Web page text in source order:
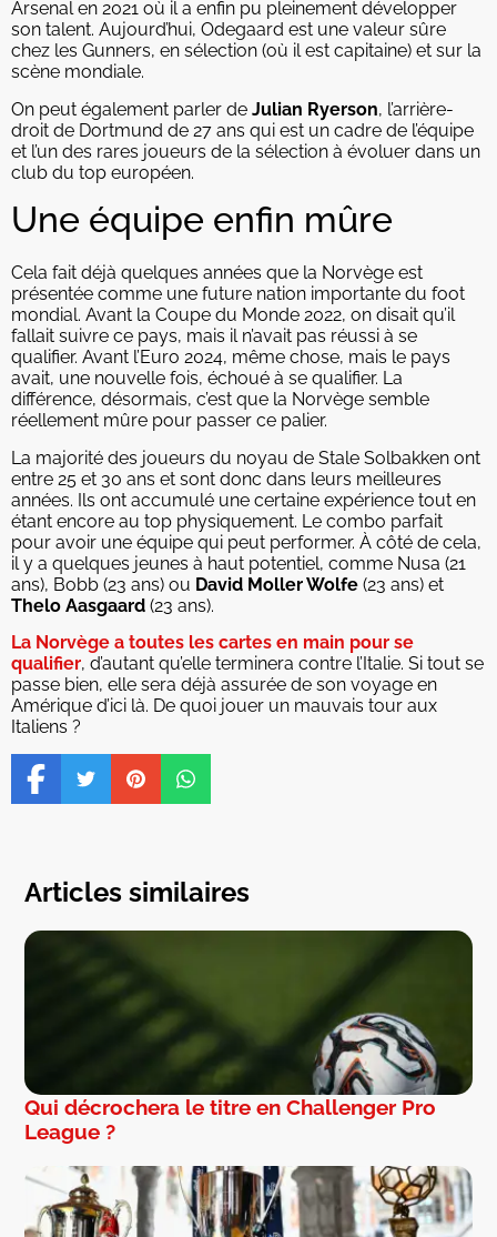
Arsenal en 2021 où il a enfin pu pleinement développer
son talent. Aujourd’hui, Odegaard est une valeur sûre
chez les Gunners, en sélection (où il est capitaine) et sur la
scène mondiale.
On peut également parler de Julian Ryerson, l’arrière-
droit de Dortmund de 27 ans qui est un cadre de l’équipe
et l’un des rares joueurs de la sélection à évoluer dans un
club du top européen.
Une équipe enfin mûre
Cela fait déjà quelques années que la Norvège est
présentée comme une future nation importante du foot
mondial. Avant la Coupe du Monde 2022, on disait qu’il
fallait suivre ce pays, mais il n’avait pas réussi à se
qualifier. Avant l’Euro 2024, même chose, mais le pays
avait, une nouvelle fois, échoué à se qualifier. La
différence, désormais, c’est que la Norvège semble
réellement mûre pour passer ce palier.
La majorité des joueurs du noyau de Stale Solbakken ont
entre 25 et 30 ans et sont donc dans leurs meilleures
années. Ils ont accumulé une certaine expérience tout en
étant encore au top physiquement. Le combo parfait
pour avoir une équipe qui peut performer. À côté de cela,
il y a quelques jeunes à haut potentiel, comme Nusa (21
ans), Bobb (23 ans) ou David Moller Wolfe (23 ans) et
Thelo Aasgaard (23 ans).
La Norvège a toutes les cartes en main pour se
qualifier, d’autant qu’elle terminera contre l’Italie. Si tout se
passe bien, elle sera déjà assurée de son voyage en
Amérique d’ici là. De quoi jouer un mauvais tour aux
Italiens ?
Articles similaires
Qui décrochera le titre en Challenger Pro
League ?